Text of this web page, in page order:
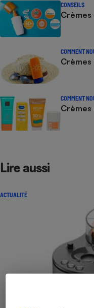
CONSEILS
Crèmes
COMMENT
COMMENT
Lire aussi
ACTUALITÉ